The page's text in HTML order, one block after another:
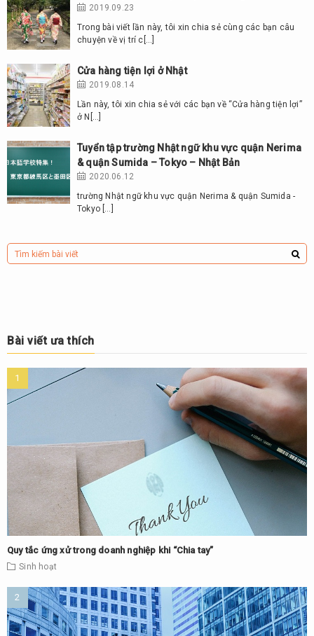
2019.09.23
Trong bài viết lần này, tôi xin chia sẻ cùng các bạn câu
chuyện về vị trí c[…]
Cửa hàng tiện lợi ở Nhật
2019.08.14
Lần này, tôi xin chia sẻ với các bạn về “Cửa hàng tiện lợi”
ở N[…]
Tuyển tập trường Nhật ngữ khu vực quận Nerima
& quận Sumida – Tokyo – Nhật Bản
2020.06.12
trường Nhật ngữ khu vực quận Nerima & quận Sumida -
Tokyo […]
Bài viết ưa thích
Quy tắc ứng xử trong doanh nghiệp khi “Chia tay”
Sinh hoạt